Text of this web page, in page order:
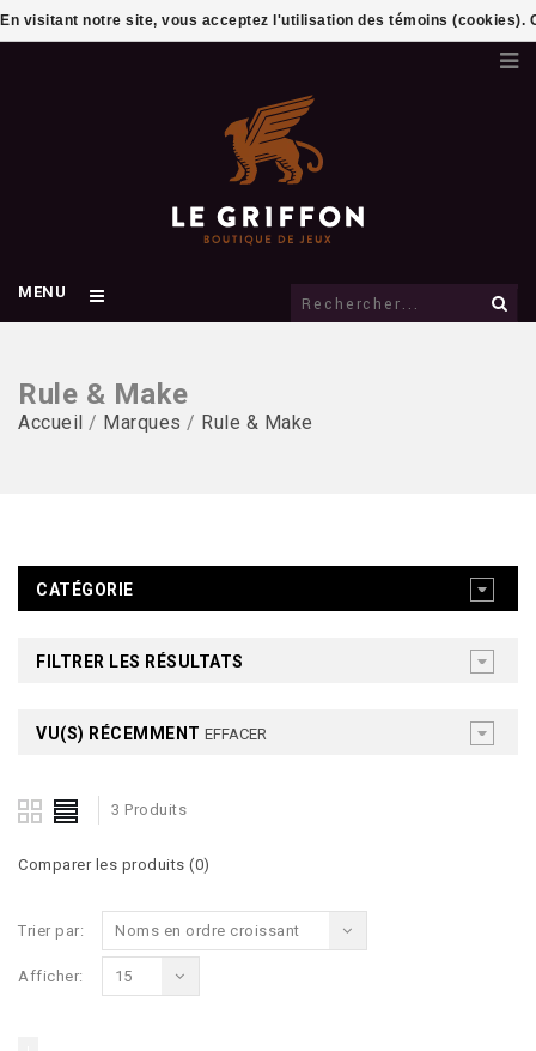
MENU
Rule & Make
Accueil / Marques / Rule & Make
CATÉGORIE
FILTRER LES RÉSULTATS
VU(S) RÉCEMMENT EFFACER
3 Produits
Comparer les produits (0)
Trier par: Noms en ordre croissant
Afficher: 15
En visitant notre site, vous acceptez l'utilisation des témoins